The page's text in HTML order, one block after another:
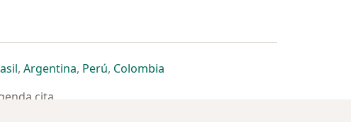
pestaña
una nueva pestaña
en una nueva pestaña
se abre en una nueva pestaña
, Argentinase abre en una nueva pestaña
, Perúse abre en una nueva pestaña
, Colombiase abre en una nueva pestaña
cita